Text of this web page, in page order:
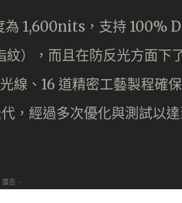
為 1,600nits，支持 100%
），而且在防反光方面下
線、16 道精密工藝製程確
，經過多次優化與測試以
廣告 -